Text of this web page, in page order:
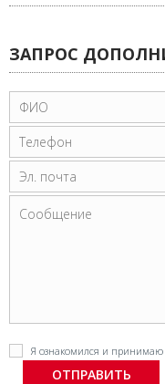
ЗАПРОС
Я ознакомился и принимаю